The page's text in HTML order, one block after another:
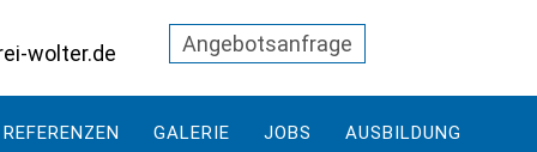
wolter.de Angebotsanfrage
REFERENZEN GALERIE JOBS AUSBILDUNG